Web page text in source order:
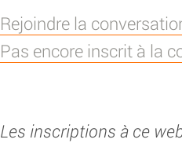
Rejoindre la
Pas encore inscrit à la
Les inscriptions à ce